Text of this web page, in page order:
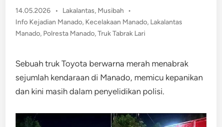
14.05.2026 •
Posted
in
Lakalantas, Musibah
•
Info Kejadian Manado, Kecelakaan Manado, Lakalantas
Manado, Polresta Manado,Truk Tabrak Lari
Sebuah truk Toyota berwarna merah menabrak
sejumlah kendaraan di Manado, memicu kepanikan
dan kini masih dalam penyelidikan polisi.